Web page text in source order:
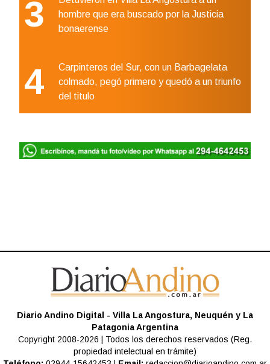
3
hombre que era buscado por la Justicia
bonaerense
4
Carpinteros del Sur, con un Barbagelata
colmado, pegó primero y quedó a un triunfo
del titulo
Diario Andino Digital - Villa La Angostura, Neuquén y La
Patagonia Argentina
Copyright 2008-2026 | Todos los derechos reservados (Reg.
propiedad intelectual en trámite)